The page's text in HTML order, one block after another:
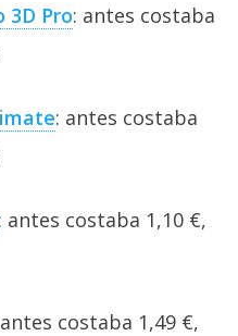
Pro: antes costaba
: antes costaba
: antes costaba 1,10 €,
costaba 1,49 €,